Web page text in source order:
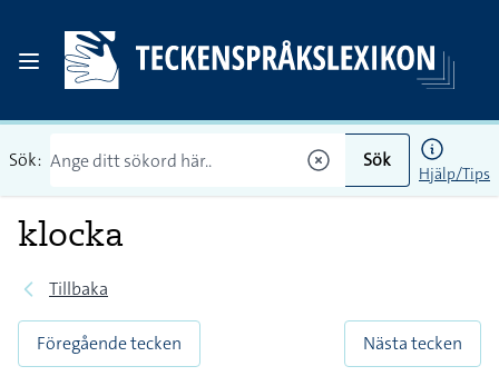
Sök: Sök
Hjälp/Tips
klocka
Tillbaka
Föregående tecken
Nästa tecken